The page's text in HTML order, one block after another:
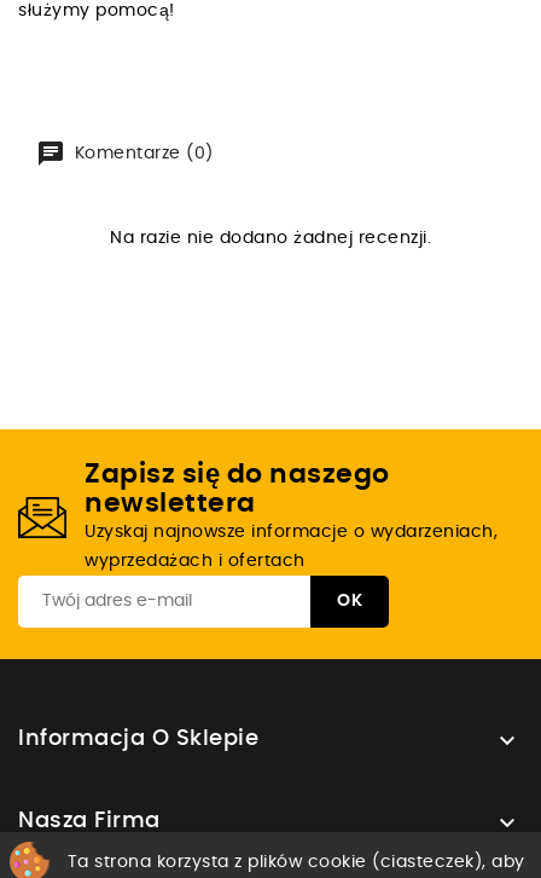
służymy pomocą!
Komentarze (0)
Na razie nie dodano żadnej recenzji.
Zapisz się do naszego
newslettera
Uzyskaj najnowsze informacje o wydarzeniach,
wyprzedażach i ofertach
Informacja O Sklepie 
Nasza Firma 
Ta strona korzysta z plików cookie (ciasteczek), aby